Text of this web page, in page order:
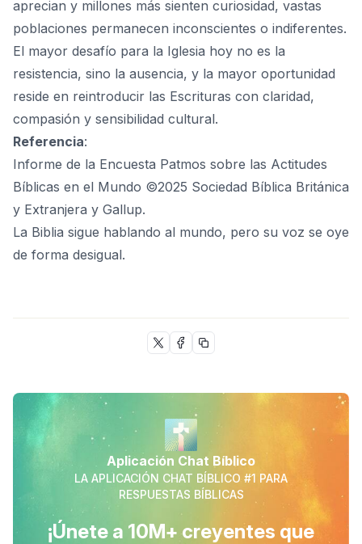
aprecian y millones más sienten curiosidad, vastas
poblaciones permanecen inconscientes o indiferentes.
El mayor desafío para la Iglesia hoy no es la
resistencia, sino la ausencia, y la mayor oportunidad
reside en reintroducir las Escrituras con claridad,
compasión y sensibilidad cultural.
Referencia:
Informe de la Encuesta Patmos sobre las Actitudes
Bíblicas en el Mundo ©2025 Sociedad Bíblica Británica
y Extranjera y Gallup.
La Biblia sigue hablando al mundo, pero su voz se oye
de forma desigual.
Aplicación Chat Bíblico
LA APLICACIÓN CHAT BÍBLICO #1 PARA
RESPUESTAS BÍBLICAS
¡Únete a 10M+ creyentes que